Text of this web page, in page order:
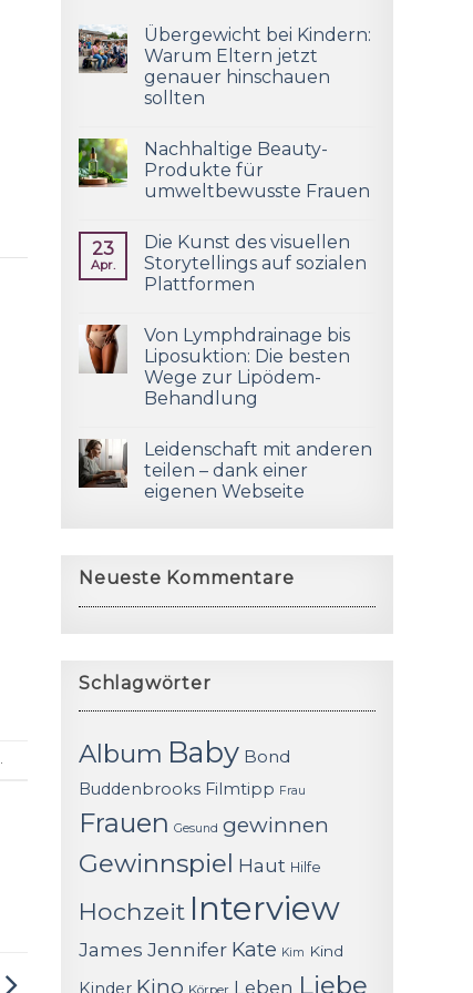
.
Übergewicht bei Kindern:
Warum Eltern jetzt
genauer hinschauen
sollten
Nachhaltige Beauty-
Produkte für
umweltbewusste Frauen
23
Apr.
Die Kunst des visuellen
Storytellings auf sozialen
Plattformen
Von Lymphdrainage bis
Liposuktion: Die besten
Wege zur Lipödem-
Behandlung
Leidenschaft mit anderen
teilen – dank einer
eigenen Webseite
Neueste Kommentare
Schlagwörter
Album Baby Bond
Buddenbrooks Filmtipp Frau
Frauen Gesund gewinnen
Gewinnspiel Haut Hilfe
Hochzeit Interview
James Jennifer Kate Kim Kind
Kino Leben Liebe